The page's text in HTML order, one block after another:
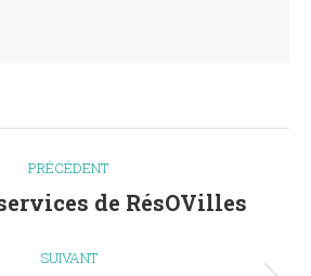
PRÉCÉDENT
Article
:
de RésOVilles
SUIVANT